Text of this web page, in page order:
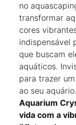
no
transformar
cores
indispensável
que buscam
aquáticos.
para trazer
ao seu aquário.
Aquarium
vida com a